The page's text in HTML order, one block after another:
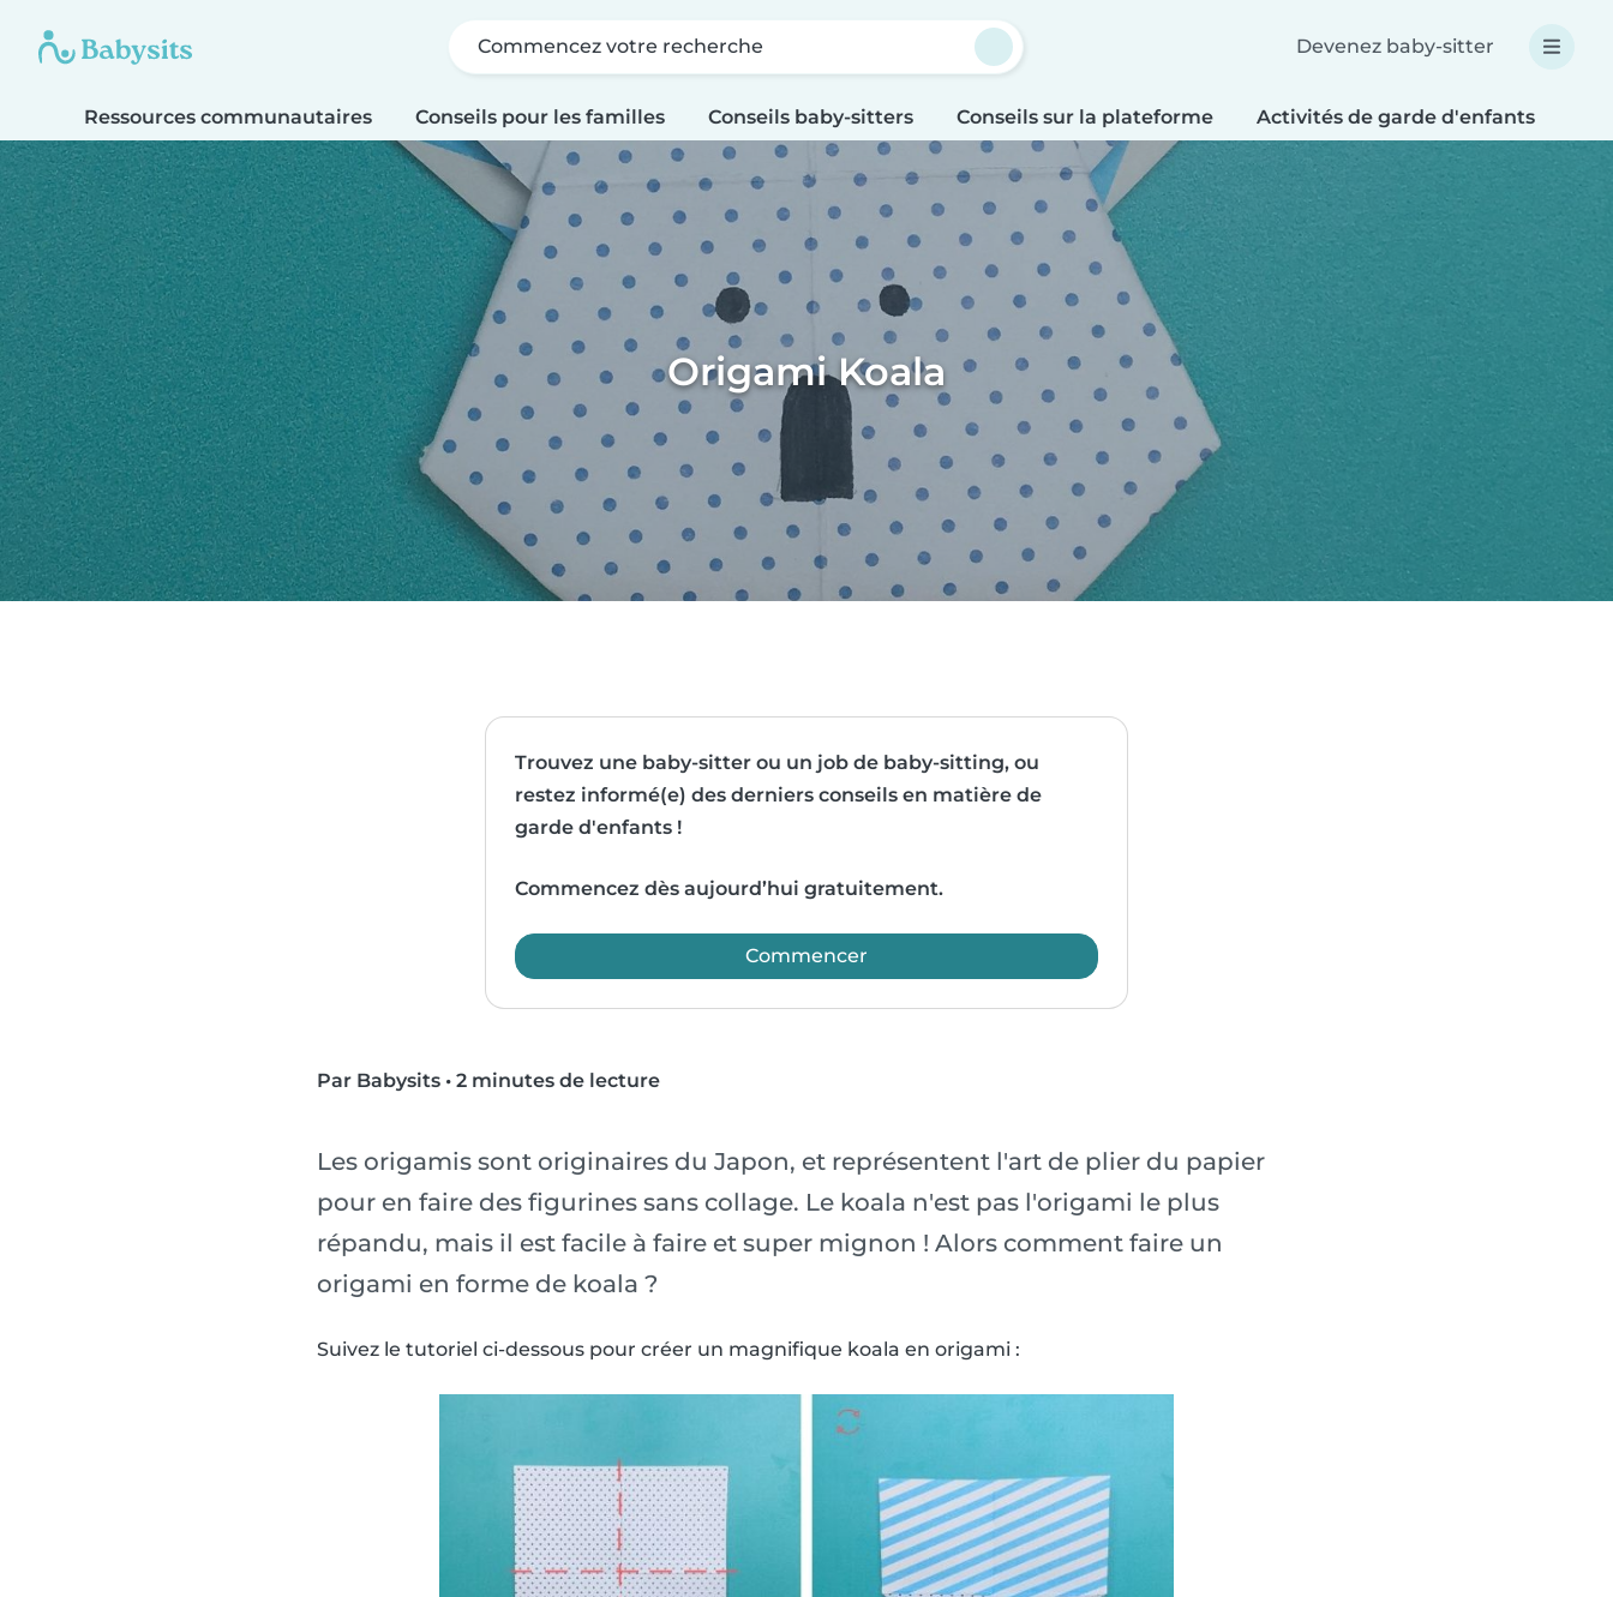
Commencez votre recherche Devenez baby-sitter
Ressources communautaires Conseils pour les familles Conseils baby-sitters Conseils sur la plateforme Activités de garde d'enfants
Origami Koala
Trouvez une baby-sitter ou un job de baby-sitting, ou
restez informé(e) des derniers conseils en matière de
garde d'enfants !
Commencez dès aujourd’hui gratuitement.
Commencer
Par Babysits • 2 minutes de lecture
Les origamis sont originaires du Japon, et représentent l'art de plier du papier
pour en faire des figurines sans collage. Le koala n'est pas l'origami le plus
répandu, mais il est facile à faire et super mignon ! Alors comment faire un
origami en forme de koala ?
Suivez le tutoriel ci-dessous pour créer un magnifique koala en origami :